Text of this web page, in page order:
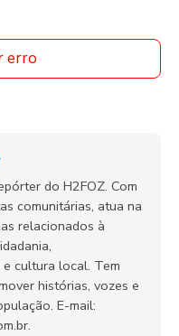
erro
do H2FOZ. Com
comunitárias, atua na
relacionados à
cultura local. Tem
histórias, vozes e
E-mail: